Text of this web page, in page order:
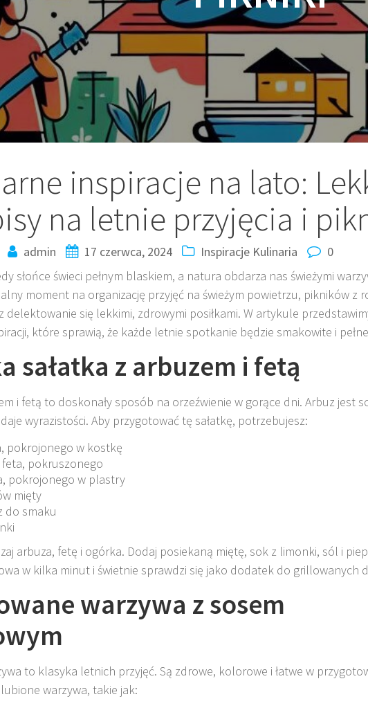
inspiracje na lato:
na letnie przyjęcia i
admin 17 czerwca, 2024 Inspiracje Kulinaria
0
słońce świeci pełnym blaskiem, a natura obdarza nas świeżymi
moment na organizację przyjęć na świeżym powietrzu, pikników z
delektowanie się lekkimi, zdrowymi posiłkami. W artykule
które sprawią, że każde letnie spotkanie będzie smakowite i
sałatka z arbuzem i fetą
i fetą to doskonały sposób na orzeźwienie w gorące dni. Arbuz jest
wyrazistości. Aby przygotować tę sałatkę, potrzebujesz:
pokrojonego w kostkę
feta, pokruszonego
pokrojonego w plastry
mięty
do smaku
arbuza, fetę i ogórka. Dodaj posiekaną miętę, sok z limonki, sól i
w kilka minut i świetnie sprawdzi się jako dodatek do grillowanych
warzywa z sosem
to klasyka letnich przyjęć. Są zdrowe, kolorowe i łatwe w
warzywa, takie jak: